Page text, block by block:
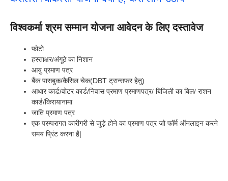
विश्वकर्मा श्रम सम्मान योजना आवेदन के लिए दस्तावेज
फोटो
हस्ताक्षर/अंगूठे का निशान
आयु प्रमाण पत्र
बैंक पासबुक/कैसिल चेक(DBT ट्रान्सफर हेतु)
आधार कार्ड/वोटर कार्ड/निवास प्रमाण प्रमाणपत्र/ बिजिली का बिल/ राशन
कार्ड/किरायानामा
जाति प्रमाण पत्र
एक परम्परागत कारीगरी से जुड़े होने का प्रमाण पत्र जो फॉर्म ऑनलाइन करने
समय प्रिंट करना है|